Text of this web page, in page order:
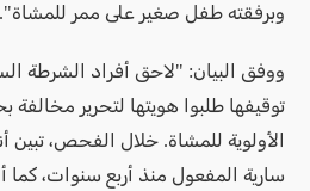
وبرفقته طفل صغير على ممر للمشاة".
ووفق البيان: "لاحق أفراد الشرطة
توقيفها طلبوا هويتها لتحرير
الأولوية للمشاة. خلال الفحص، تبين
سارية المفعول منذ أربع سنوات،